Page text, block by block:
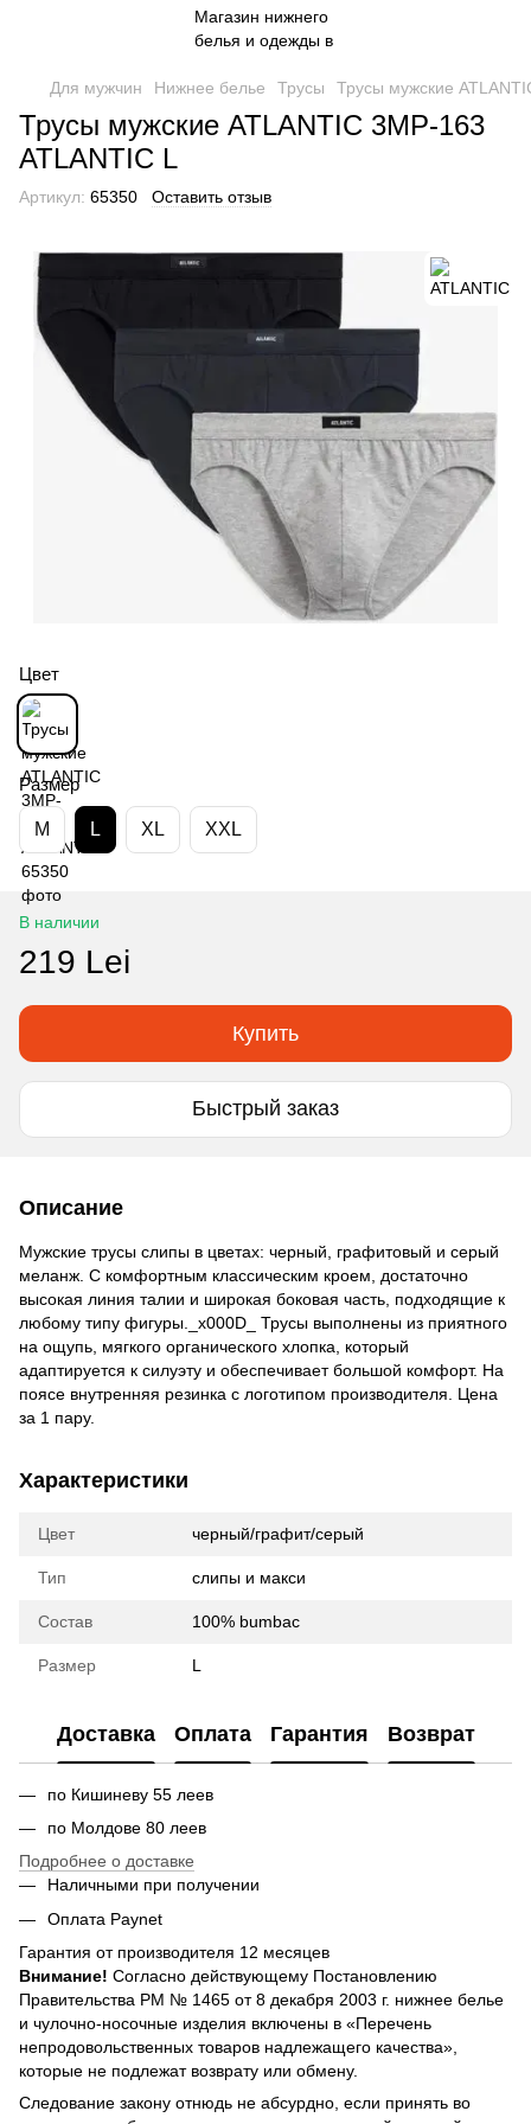
Для мужчин Нижнее белье Трусы Трусы мужские
Трусы мужские ATLANTIC 3MP-163
ATLANTIC L
Артикул: 65350 Оставить отзыв
Цвет
Размер
M L XL XXL
В наличии
219 Lei
Купить
Быстрый заказ
Описание
Мужские трусы слипы в цветах: черный, графитовый и серый
меланж. С комфортным классическим кроем, достаточно
высокая линия талии и широкая боковая часть, подходящие к
любому типу фигуры._x000D_ Трусы выполнены из приятного
на ощупь, мягкого органического хлопка, который
адаптируется к силуэту и обеспечивает большой комфорт. На
поясе внутренняя резинка с логотипом производителя. Цена
за 1 пару.
Характеристики
Цвет черный/графит/серый
Тип слипы и макси
Состав 100% bumbac
Размер L
Доставка Оплата Гарантия Возврат
по Кишиневу 55 леев
по Молдове 80 леев
Подробнее о доставке
Наличными при получении
Оплата Paynet
Гарантия от производителя 12 месяцев
Внимание! Согласно действующему Постановлению
Правительства РМ № 1465 от 8 декабря 2003 г. нижнее белье
и чулочно-носочные изделия включены в «Перечень
непродовольственных товаров надлежащего качества»,
которые не подлежат возврату или обмену.
Следование закону отнюдь не абсурдно, если принять во